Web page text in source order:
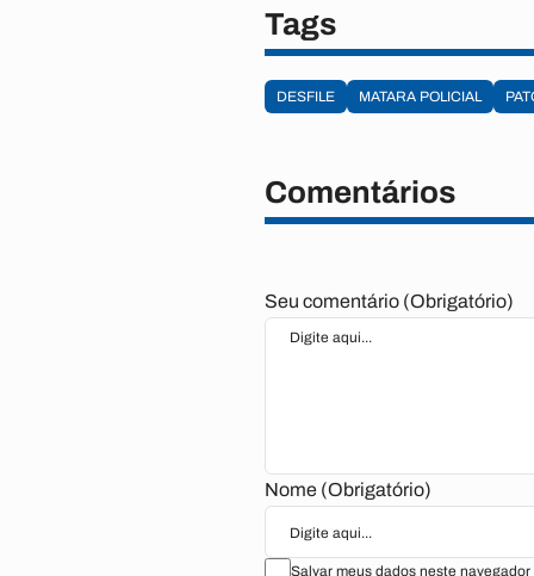
Tags
DESFILE MATARA POLICIAL
Comentários
Seu comentário (Obrigatório)
Nome (Obrigatório)
Salvar meus dados neste